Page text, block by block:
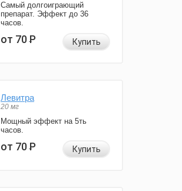
Самый долгоиграющий
препарат. Эффект до 36
часов.
от 70Р Купить
Левитра
20 мг
Мощный эффект на 5ть
часов.
от 70Р Купить